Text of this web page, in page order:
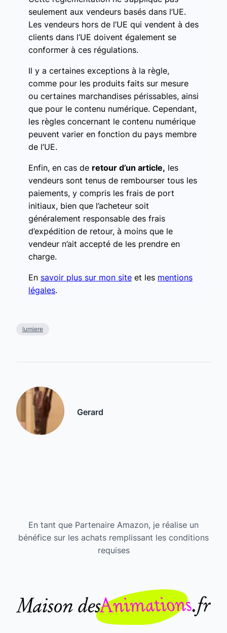
seulement aux vendeurs basés dans l’UE.
Les vendeurs hors de l’UE qui vendent à des
clients dans l’UE doivent également se
conformer à ces régulations.
Il y a certaines exceptions à la règle,
comme pour les produits faits sur mesure
ou certaines marchandises périssables, ainsi
que pour le contenu numérique. Cependant,
les règles concernant le contenu numérique
peuvent varier en fonction du pays membre
de l’UE.
Enfin, en cas de retour d’un article, les
vendeurs sont tenus de rembourser tous les
paiements, y compris les frais de port
initiaux, bien que l’acheteur soit
généralement responsable des frais
d’expédition de retour, à moins que le
vendeur n’ait accepté de les prendre en
charge.
En savoir plus sur mon site et les mentions
légales.
lumiere
Gerard
En tant que Partenaire Amazon, je réalise un
bénéfice sur les achats remplissant les conditions
requises